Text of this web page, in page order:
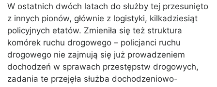
W ostatnich dwóch latach do służby tej przesunięto
z innych pionów, głównie z logistyki, kilkadziesiąt
policyjnych etatów. Zmieniła się też struktura
komórek ruchu drogowego – policjanci ruchu
drogowego nie zajmują się już prowadzeniem
dochodzeń w sprawach przestępstw drogowych,
zadania te przejęła służba dochodzeniowo-